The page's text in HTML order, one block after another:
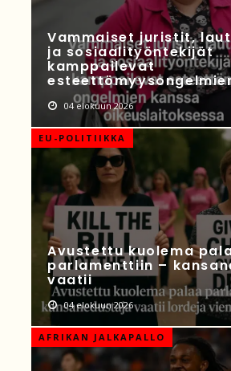
Vammaiset juristit,
ja sosiaalityöntekijät
kamppailevat
04 elokuun 2026
EU-POLITIIKKA
Avustettu kuolema
parlamenttiin –
vaatii
04 elokuun 2026
AFRIKAN JALKAPALLO